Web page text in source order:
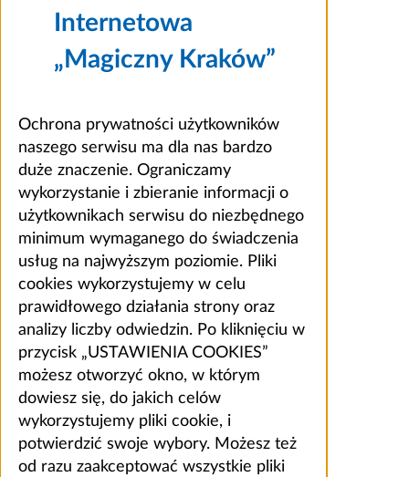
Internetowa
„Magiczny Kraków”
Ochrona prywatności użytkowników
naszego serwisu ma dla nas bardzo
duże znaczenie. Ograniczamy
wykorzystanie i zbieranie informacji o
użytkownikach serwisu do niezbędnego
minimum wymaganego do świadczenia
usług na najwyższym poziomie. Pliki
cookies wykorzystujemy w celu
prawidłowego działania strony oraz
analizy liczby odwiedzin. Po kliknięciu w
przycisk „USTAWIENIA COOKIES”
możesz otworzyć okno, w którym
dowiesz się, do jakich celów
wykorzystujemy pliki cookie, i
potwierdzić swoje wybory. Możesz też
od razu zaakceptować wszystkie pliki